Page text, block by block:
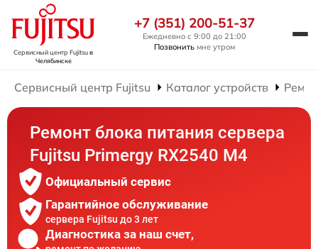
Сервисный центр Fujitsuв
Челябинске
+7 (351) 200-51-37
Ежедневно с 9:00 до 21:00
Позвонить мне утром
Сервисный центр Fujitsu Каталог устройств
Ремонт блока питания сервера
Fujitsu Primergy RX2540 M4
Официальный сервис
Гарантийное обслуживание
сервера Fujitsu до 3 лет
Диагностика за наш счет,